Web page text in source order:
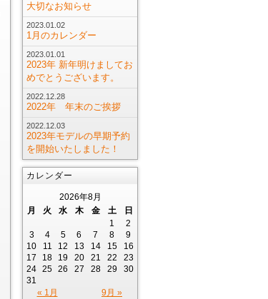
大切なお知らせ
2023.01.02
1月のカレンダー
2023.01.01
2023年 新年明けましてお
めでとうございます。
2022.12.28
2022年 年末のご挨拶
2022.12.03
2023年モデルの早期予約
を開始いたしました！
カレンダー
2026年8月
月
火 水 木 金 土 日
« 1月 9月 »
1
2
3
4 5 6 7 8
9
10
11 12 13 14 15
16
17
18 19 20 21 22
23
24 25 26 27 28 29
30
31